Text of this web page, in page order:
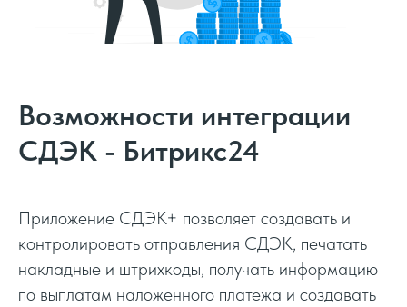
Возможности интеграции
СДЭК - Битрикс24
Приложение СДЭК+ позволяет создавать и
контролировать отправления СДЭК, печатать
накладные и штрихкоды, получать информацию
по выплатам наложенного платежа и создавать